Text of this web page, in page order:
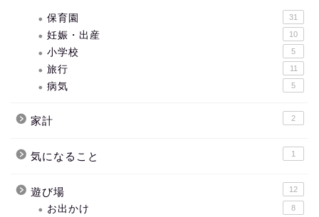
保育園 31
妊娠・出産 10
小学校 5
旅行 11
病気 5
家計 2
気になること 1
遊び場 12
お出かけ 8